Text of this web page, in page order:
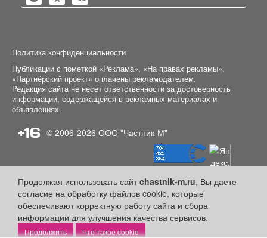
Продолжая использовать сайтchastnik-m.ru, Вы даете
согласие на обработку файлов cookie, которые
обеспечивают корректную работу сайта и сбора
информации для улучшения качества сервисов.
Что такое cookie
Политика конфиденциальности
Публикации с пометкой «Реклама», «На правах рекламы»,
«Партнёрский проект» оплачены рекламодателем.
Редакция сайта не несет ответственности за достоверность
информации, содержащейся в рекламных материалах и
объявлениях.
+16 © 2006-2026 ООО "Частник-М"